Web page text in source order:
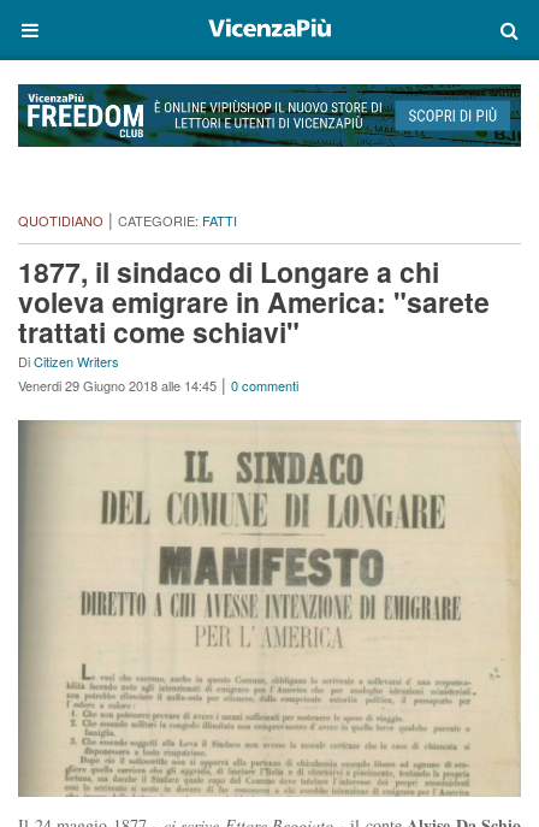
QUOTIDIANO | CATEGORIE: FATTI
1877, il sindaco di Longare a chi
voleva emigrare in America: "sarete
trattati come schiavi"
DiCitizen Writers
Venerdi 29 Giugno 2018 alle 14:45 | 0 commenti